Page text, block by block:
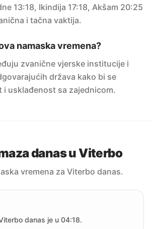
13:18, Ikindija 17:18, Akšam 20:25
i tačna vaktija.
namaska vremena?
zvanične vjerske institucije i
država kako bi se
i usklađenost sa zajednicom.
danas u Viterbo
vremena za Viterbo danas.
danas je u 04:18.